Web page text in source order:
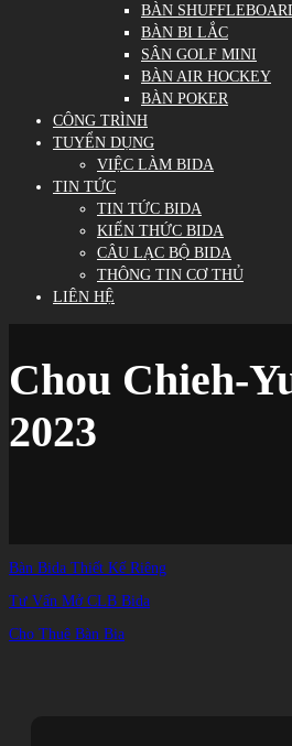
BÀN
BÀN BI LẮC
SÂN GOLF MINI
BÀN AIR HOCKEY
BÀN POKER
CÔNG TRÌNH
TUYỂN DỤNG
VIỆC LÀM BIDA
TIN TỨC
TIN TỨC BIDA
KIẾN THỨC BIDA
CÂU LẠC BỘ BIDA
THÔNG TIN CƠ THỦ
LIÊN HỆ
Chou Chieh-
2023
Bàn Bida Thiết Kế Riêng
Tư Vấn Mở CLB Bida
Cho Thuê Bàn Bia